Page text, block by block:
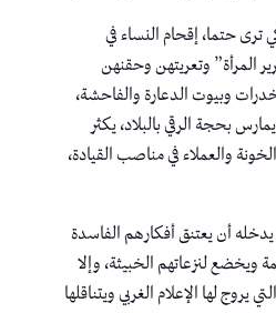
ترى حتما، إقحام النساء في
المرأة” وتعريتهن وحقنهن
وبيوت الدعارة والفاحشة،
بحجة الرقي بالبلاد، يكثر
والعملاء في مناصب القيادة،
أن يعتنق أفكارهم الفاسدة
ويخضع لنزعاتهم الخبيثة، وإلا
يروج لها الإعلام الغربي ويتناقلها